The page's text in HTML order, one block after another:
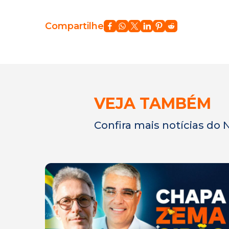
Compartilhe
VEJA TAMBÉM
Confira mais notícias do